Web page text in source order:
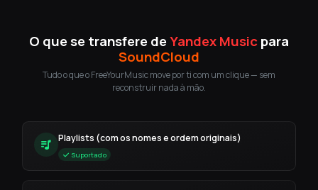
O que se transfere deYandex Musicpara
SoundCloud
Tudo o que o FreeYourMusic move por ti com um clique — sem
reconstruir nada à mão.
Playlists (com os nomes e ordem originais)
Suportado